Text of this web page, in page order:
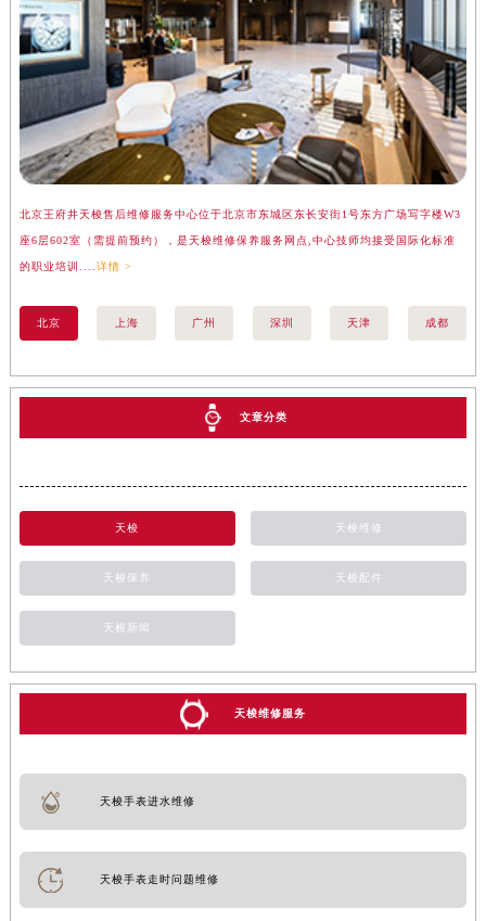
北京王府井天梭售后维修服务中心位于北京市东城区东长安街1号东方广场写字楼W3
座6层602室（需提前预约），是天梭维修保养服务网点,中心技师均接受国际化标准
的职业培训....详情 >
北京 上海 广州 深圳 天津 成都
文章分类
天梭 天梭维修
天梭保养 天梭配件
天梭新闻
天梭维修服务
天梭手表进水维修
天梭手表走时问题维修